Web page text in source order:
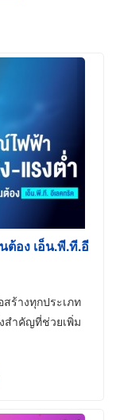
ต้อง เอ็น.พี.ที.อี
ร้างทุกประเภท
สำคัญที่ช่วยเพิ่ม